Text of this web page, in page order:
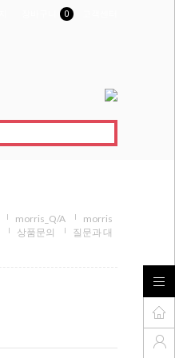
0
morris_Q/A
morris
상품문의 질문과 대